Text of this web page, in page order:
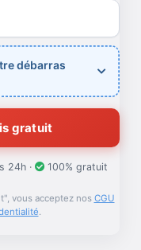
débarras
gratuit
24h · 100% gratuit
vous acceptez nos CGU
.